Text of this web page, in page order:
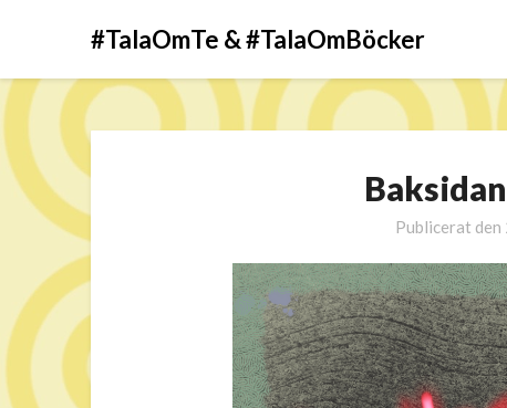
#TalaOmTe & #TalaOmBöcker
Publicerat den